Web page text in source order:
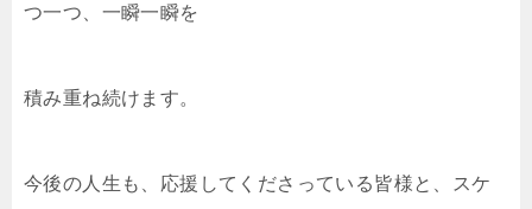
つ一つ、一瞬一瞬を
積み重ね続けます。
今後の人生も、応援してくださっている皆様と、スケ